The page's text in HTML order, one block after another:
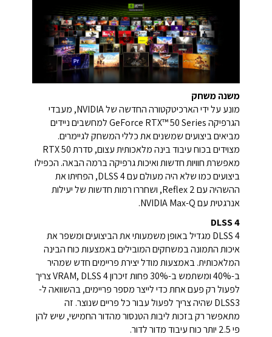
משנה משחק
מונע על ידי הארכיטקטורה החדשה של NVIDIA, מעבדי
הגרפיקה GeForce RTX™ 50 Series למחשבים ניידים
מביאים ביצועים שמשנים את כללי המשחק לגיימרים.
מצוידים בכוח עיבוד בינה מלאכותית עצום, סדרת RTX 50
מאפשרת חוויות חדשות ואיכות גרפיקה ברמה הבאה. הכפילו
ביצועים כמו שלא היה מעולם עם DLSS 4, הפחיתו את
ההשהיה עם Reflex 2, ושחררו רמות חדשות של יעילות
אנרגטית עם NVIDIA Max-Q.
DLSS 4
DLSS 4 מגדיל באופן משמעותי את הביצועים ומשפר את
איכות התמונה במשחקים המובילים באמצעות כוח הבינה
המלאכותית. באמצעות מודל יצירת פריימים חדש שמהיר
ב-40% ומשתמש ב-30% פחות זיכרון VRAM, DLSS 4 צריך
לפעול רק פעם אחת כדי לייצר מספר פריימים, בהשוואה ל-
DLSS3 שהיה צריך לפעול עבור כל פריים שנוצר. זה
מתאפשר רק בזכות ליבות הטנסור מהדור החמישי, שיש להן
פי 2.5 יותר כוח עיבוד מדור לדור.